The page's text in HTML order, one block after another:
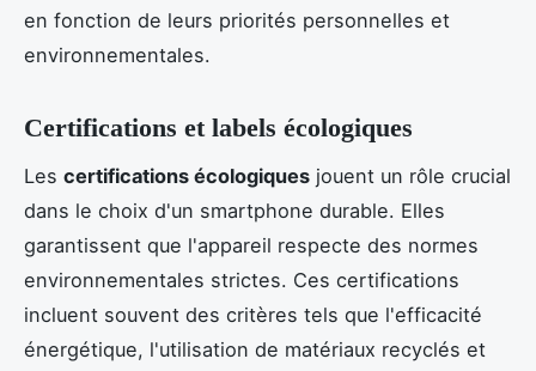
en fonction de leurs priorités personnelles et
environnementales.
Certifications et labels écologiques
Les certifications écologiques jouent un rôle crucial
dans le choix d'un smartphone durable. Elles
garantissent que l'appareil respecte des normes
environnementales strictes. Ces certifications
incluent souvent des critères tels que l'efficacité
énergétique, l'utilisation de matériaux recyclés et